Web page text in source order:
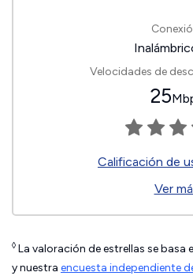
Velocidades de
25
Calificación de
Ver
◊ La valoración de estrellas se basa
y nuestra encuesta independiente